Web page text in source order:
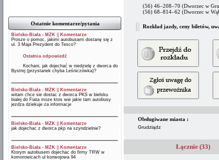
Ostatnie komentarze/pytania
Bielsko-Biała - MZK
Komentarze
Prosze o pomoc, jakimi autobusami dostanę się z
ul. 3 Maja Prezydent do Tesco?
Ostatnia odpowiedź
Kochani, jak dojechać w niedzielę z dworca do
Bystrej (przystanek chyba Leśniczówka)?
Bielsko-Biała - MZK
Komentarze
witam chce sie dostac z dworca PKS w bielsku
bialej do Fiata moze ktos wie jakie tam autobusy
jezdza dziekuje za informacje
Bielsko-Biała - MZK
Komentarze
jak dojechac z dworca pkp na szyndzielnie?
Bielsko-Biała - MZK
Komentarze
Ktorym autobusem dojechac do firmy TRW w
komorowicach ul konwojowa 94
(56) 46–208–70 (Dworzec w
(56) 68–814–62 (Dworzec w
Rozkład jazdy, ceny biletów,
Obsługiwane miasta :
Grudziądz
Łącznie (33)